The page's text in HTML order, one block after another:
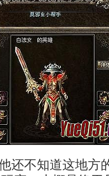
还不知道这地方